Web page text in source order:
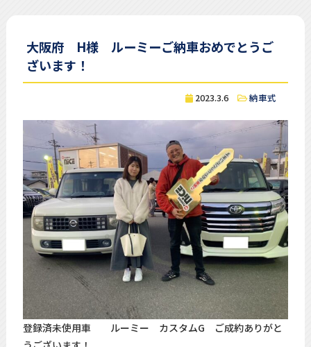
大阪府 H様 ルーミーご納車おめでとうご
ざいます！
2023.3.6 納車式
登録済未使用車 ルーミー カスタムG ご成約ありがと